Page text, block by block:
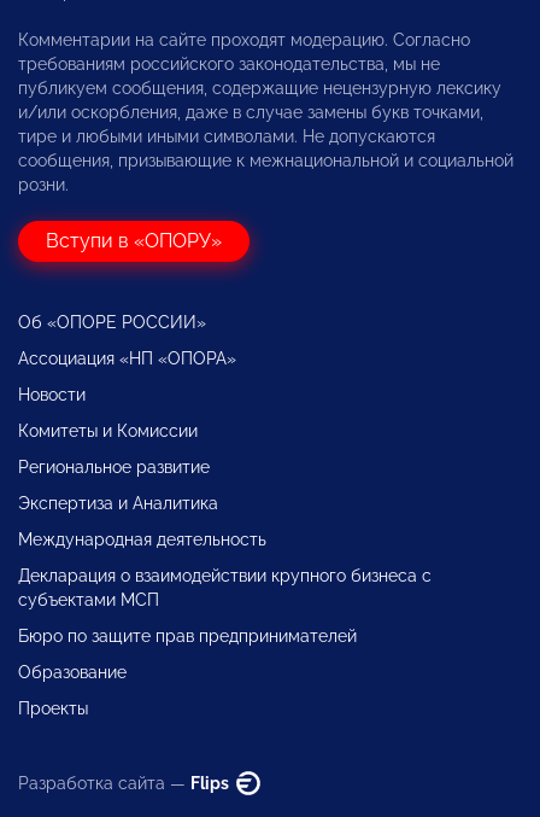
Комментарии на сайте проходят модерацию. Согласно
требованиям российского законодательства, мы не
публикуем сообщения, содержащие нецензурную лексику
и/или оскорбления, даже в случае замены букв точками,
тире и любыми иными символами. Не допускаются
сообщения, призывающие к межнациональной и социальной
розни.
Вступи в «ОПОРУ»
Об «ОПОРЕ РОССИИ»
Ассоциация «НП «ОПОРА»
Новости
Комитеты и Комиссии
Региональное развитие
Экспертиза и Аналитика
Международная деятельность
Декларация о взаимодействии крупного бизнеса с
субъектами МСП
Бюро по защите прав предпринимателей
Образование
Проекты
Разработка сайта — Flips